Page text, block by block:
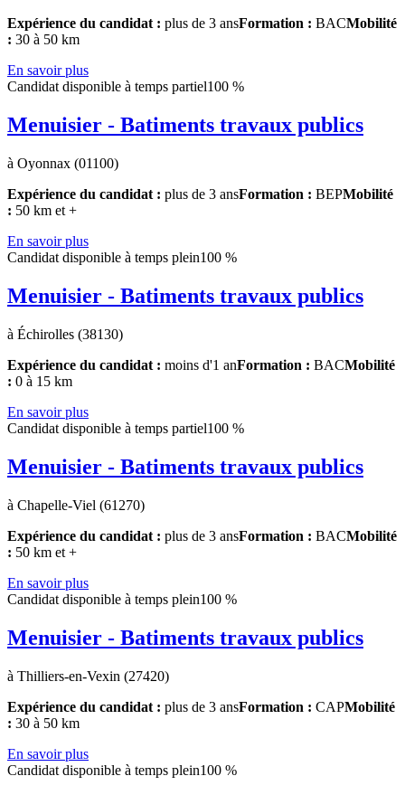
Expérience du candidat : plus de 3 ansFormation : BACMobilité
: 30 à 50 km
En savoir plus
Candidat disponible à temps partiel100 %
Menuisier - Batiments travaux publics
à Oyonnax (01100)
Expérience du candidat : plus de 3 ansFormation : BEPMobilité
: 50 km et +
En savoir plus
Candidat disponible à temps plein100 %
Menuisier - Batiments travaux publics
à Échirolles (38130)
Expérience du candidat : moins d'1 anFormation : BACMobilité
: 0 à 15 km
En savoir plus
Candidat disponible à temps partiel100 %
Menuisier - Batiments travaux publics
à Chapelle-Viel (61270)
Expérience du candidat : plus de 3 ansFormation : BACMobilité
: 50 km et +
En savoir plus
Candidat disponible à temps plein100 %
Menuisier - Batiments travaux publics
à Thilliers-en-Vexin (27420)
Expérience du candidat : plus de 3 ansFormation : CAPMobilité
: 30 à 50 km
En savoir plus
Candidat disponible à temps plein100 %